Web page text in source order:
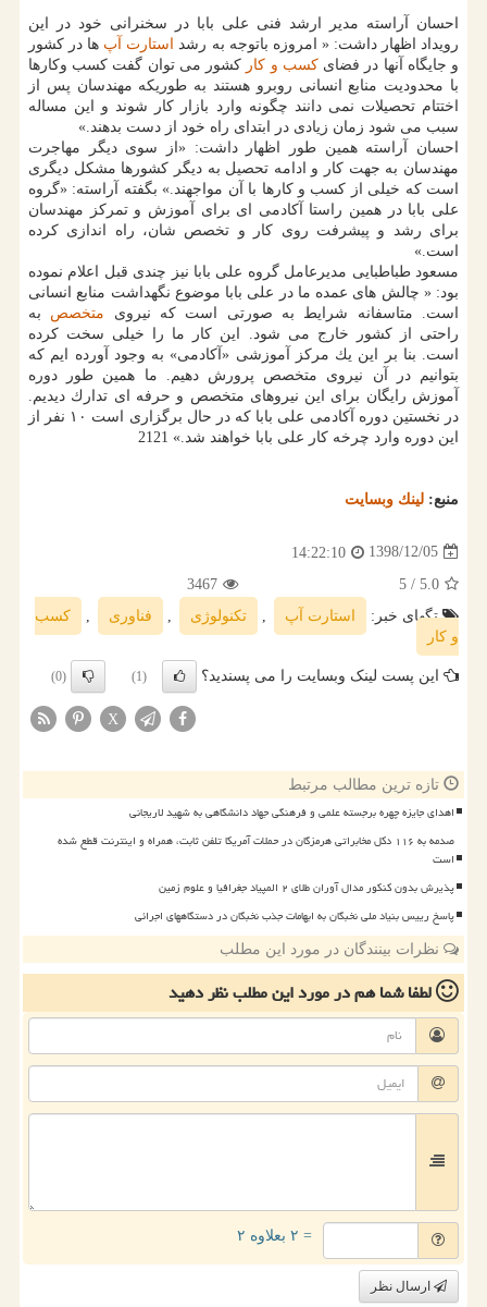
احسان آراسته مدیر ارشد فنی علی بابا در سخنرانی خود در این
رویداد اظهار داشت: « امروزه باتوجه به رشد استارت آپ ها در كشور
و جایگاه آنها در فضایكسب و كار كشور می توان گفت كسب وكارها
با محدودیت منابع انسانی روبرو هستند به طوریكه مهندسان پس از
اختتام تحصیلات نمی دانند چگونه وارد بازار كار شوند و این مساله
سبب می شود زمان زیادی در ابتدای راه خود از دست بدهند.»
احسان آراسته همین طور اظهار داشت: «از سوی دیگر مهاجرت
مهندسان به جهت كار و ادامه تحصیل به دیگر كشورها مشكل دیگری
است كه خیلی از كسب و كارها با آن مواجهند.» بگفته آراسته: «گروه
علی بابا در همین راستا آكادمی ای برای آموزش و تمركز مهندسان
برای رشد و پیشرفت روی كار و تخصص شان، راه اندازی كرده
است.»
مسعود طباطبایی مدیرعامل گروه علی بابا نیز چندی قبل اعلام نموده
بود: « چالش های عمده ما در علی بابا موضوع نگهداشت منابع انسانی
است. متاسفانه شرایط به صورتی است كه نیروی متخصص به
راحتی از كشور خارج می شود. این كار ما را خیلی سخت كرده
است. بنا بر این یك مركز آموزشی «آكادمی» به وجود آورده ایم كه
بتوانیم در آن نیروی متخصص پرورش دهیم. ما همین طور دوره
آموزش رایگان برای این نیروهای متخصص و حرفه ای تدارك دیدیم.
در نخستین دوره آكادمی علی بابا كه در حال برگزاری است ۱۰ نفر از
این دوره وارد چرخه كار علی بابا خواهند شد.» 2121
منبع: لینك وبسایت
1398/12/05
14:22:10
5.0
/ 5
3467
تگهای خبر:
استارت آپ تكنولوژی فناوری
كسب
و كار
این پست لینک وبسایت را می پسندید؟ (1)
(0)
X
تازه ترین مطالب مرتبط
اهدای جایزه چهره برجسته علمی و فرهنگی جهاد دانشگاهی به شهید لاریجانی
صدمه به ۱۱۶ دکل مخابراتی هرمزگان در حملات آمریکا تلفن ثابت، همراه و اینترنت قطع شده
است
پذیرش بدون کنکور مدال آوران طلای ۲ المپیاد جغرافیا و علوم زمین
پاسخ رییس بنیاد ملی نخبگان به ابهامات جذب نخبگان در دستگاههای اجرائی
نظرات بینندگان در مورد این مطلب
لطفا شما همدر مورد این مطلبنظر دهید
= ۲ بعلاوه ۲
ارسال نظر